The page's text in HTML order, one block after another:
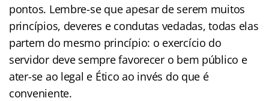
pontos. Lembre-se que apesar de serem muitos
princípios, deveres e condutas vedadas, todas elas
partem do mesmo princípio: o exercício do
servidor deve sempre favorecer o bem público e
ater-se ao legal e Ético ao invés do que é
conveniente.